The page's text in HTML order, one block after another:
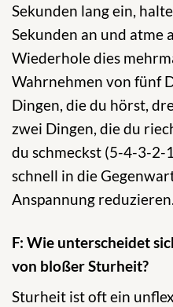
Sekunden lang ein,
Sekunden an und atme
Wiederhole dies
Wahrnehmen von fünf
Dingen, die du hörst,
zwei Dingen, die du
du schmeckst (5-4-3-2-
schnell in die
Anspannung reduzieren.
F: Wie unterscheidet
von bloßer Sturheit?
Sturheit ist oft ein